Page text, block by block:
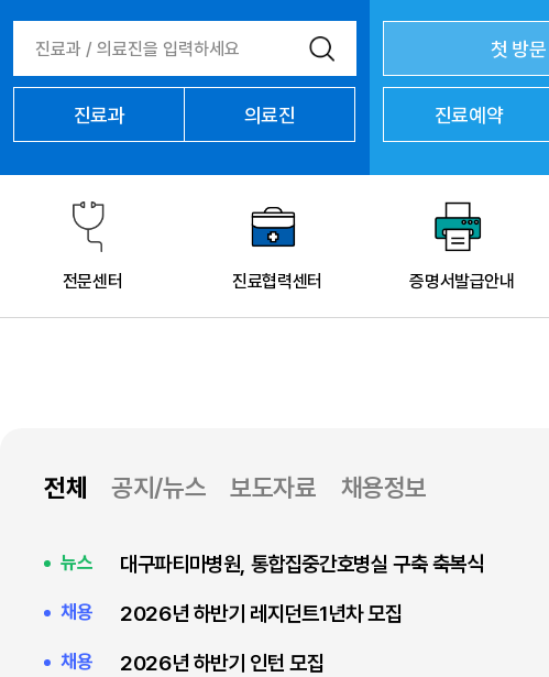
진료과 의료진
첫 방
진료예약
전문센터 진료협력센터 증명서발급안내
전체
뉴스 대구파티마병원, 통합집중간호병실 구축 축복식
채용 2026년 하반기 레지던트1년차 모집
채용 2026년 하반기 인턴 모집
공지/뉴스 보도자료 채용정보